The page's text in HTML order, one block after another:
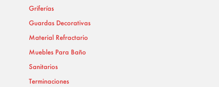
Griferías
Guardas Decorativas
Material Refractario
Muebles Para Baño
Sanitarios
Terminaciones